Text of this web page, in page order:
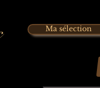
Ma sélection